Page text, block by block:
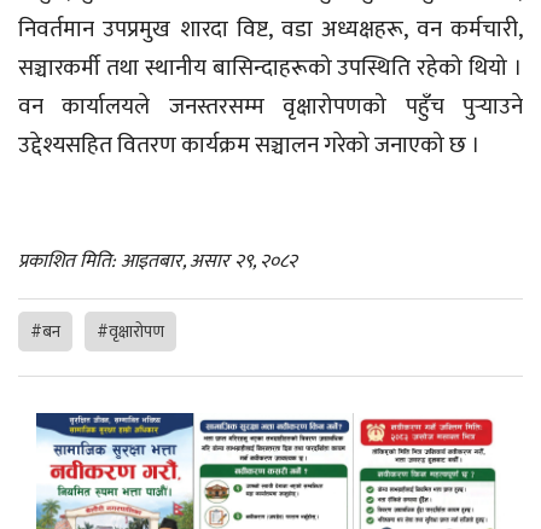
निवर्तमान उपप्रमुख शारदा विष्ट, वडा अध्यक्षहरू, वन कर्मचारी,
सञ्चारकर्मी तथा स्थानीय बासिन्दाहरूको उपस्थिति रहेको थियो ।
वन कार्यालयले जनस्तरसम्म वृक्षारोपणको पहुँच पुर्‍याउने
उद्देश्यसहित वितरण कार्यक्रम सञ्चालन गरेको जनाएको छ ।
प्रकाशित मिति: आइतबार, असार २९, २०८२
#बन #वृक्षाराेपण